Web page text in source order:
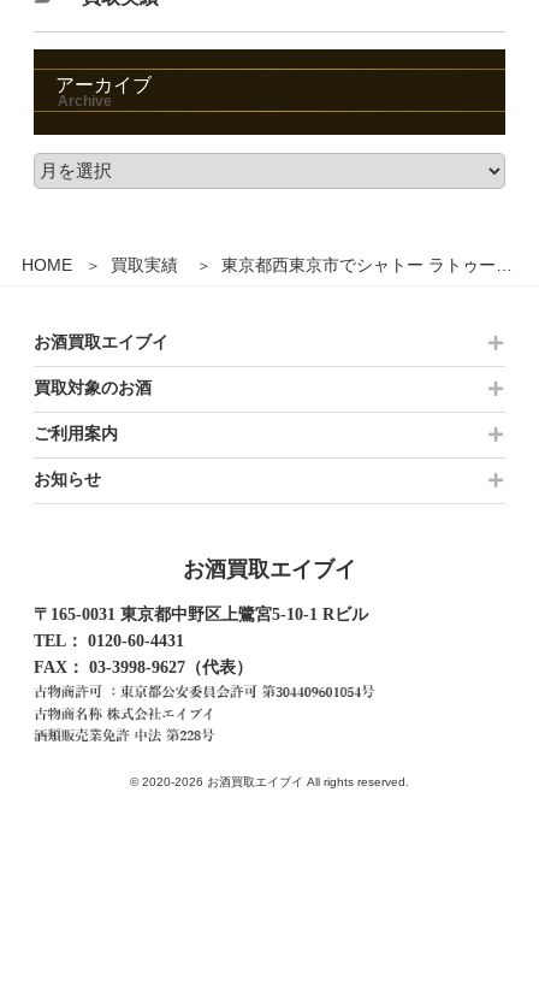
HOME 買取実績 東京都西東京市でシャトー ラトゥール 1998 赤ワイン 750mlを35,000円でお買取りさせていただきました。
アーカイブ
お酒買取エイブイ
買取対象のお酒
ご利用案内
お知らせ
お酒買取エイブイ
〒165-0031 東京都中野区上鷺宮5-10-1 Rビル
TEL： 0120-60-4431
FAX： 03-3998-9627（代表）
© 2020-2026 お酒買取エイブイ All rights reserved.